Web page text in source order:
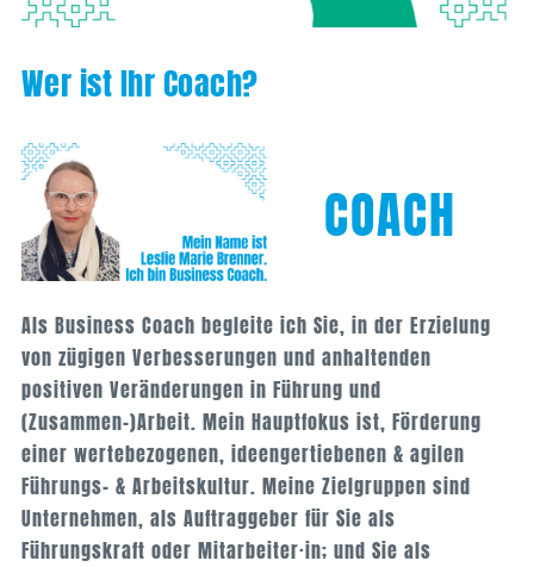
Wer ist Ihr Coach?
COACH
Als Business Coach begleite ich Sie, in der Erzielung
von zügigen Verbesserungen und anhaltenden
positiven Veränderungen in Führung und
(Zusammen-)Arbeit. Mein Hauptfokus ist, Förderung
einer wertebezogenen, ideengertiebenen & agilen
Führungs- & Arbeitskultur. Meine Zielgruppen sind
Unternehmen, als Auftraggeber für Sie als
Führungskraft oder Mitarbeiter·in; und Sie als